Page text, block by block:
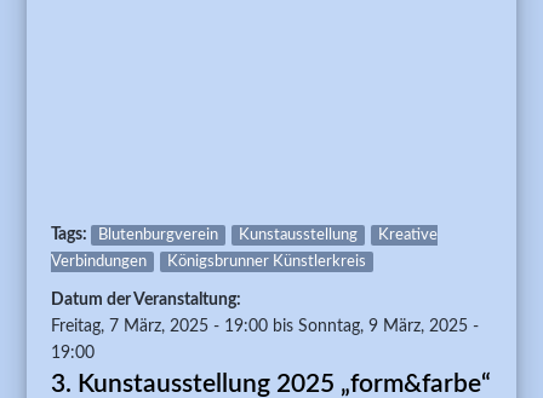
Tags: Blutenburgverein Kunstausstellung
Kreative
Verbindungen
Königsbrunner Künstlerkreis
Datum der Veranstaltung:
Freitag, 7 März, 2025 - 19:00 bisSonntag, 9 März, 2025 -
19:00
3. Kunstausstellung 2025 „form&farbe“